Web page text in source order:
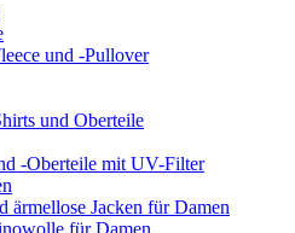
und -Pullover
und Oberteile
-Oberteile mit UV-Filter
ärmellose Jacken für Damen
für Damen